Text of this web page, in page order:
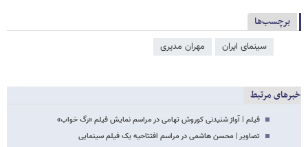
برچسب‌ها
سینمای ایران مهران مدیری
خبرهای مرتبط
فیلم | آواز شنیدنی کوروش تهامی در مراسم نمایش فیلم «رگ خواب»
تصاویر | محسن هاشمی در مراسم افتتاحیه یک فیلم سینمایی